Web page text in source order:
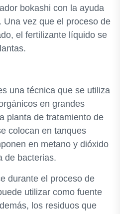
bokashi con la ayuda
vez que el proceso de
el fertilizante líquido se
una técnica que se utiliza
en grandes
planta de tratamiento de
colocan en tanques
en metano y dióxido
de bacterias.
durante el proceso de
utilizar como fuente
los residuos que